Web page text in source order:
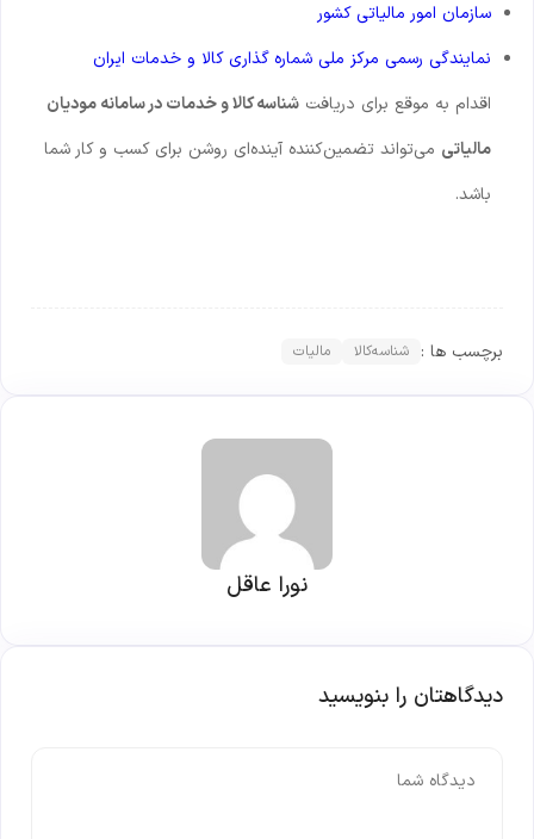
سازمان امور مالیاتی کشور
نمایندگی رسمی مرکز ملی شماره گذاری کالا و خدمات ایران
اقدام به موقع برای دریافت شناسه کالا و خدمات در سامانه مودیان
مالیاتی می‌تواند تضمین‌کننده آینده‌ای روشن برای کسب و کار شما
باشد.
برچسب ها : شناسه‌کالا مالیات
نورا عاقل
دیدگاهتان را بنویسید